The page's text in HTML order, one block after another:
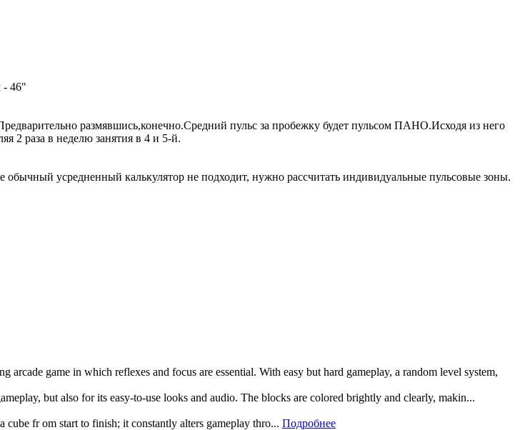
- 46"
размявшись,конечно.Средний пульс за пробежку будет пульсом ПАНО.Исходя из него
2 раза в неделю занятия в 4 и 5-й.
обычный усредненный калькулятор не подходит, нужно рассчитать индивидуальные пульсовые зоны.
arcade game in which reflexes and focus are essential. With easy but hard gameplay, a random level system,
but also for its easy-to-use looks and audio. The blocks are colored brightly and clearly, makin...
cube fr om start to finish; it constantly alters gameplay thro... Подробнее